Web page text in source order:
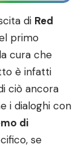
di Red
primo
cura che
è infatti
ciò ancora
i dialoghi con
di
se